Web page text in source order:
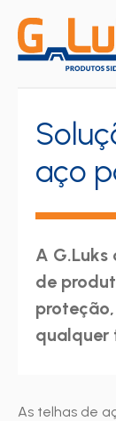
aço
A
de
qualquer
As telhas de